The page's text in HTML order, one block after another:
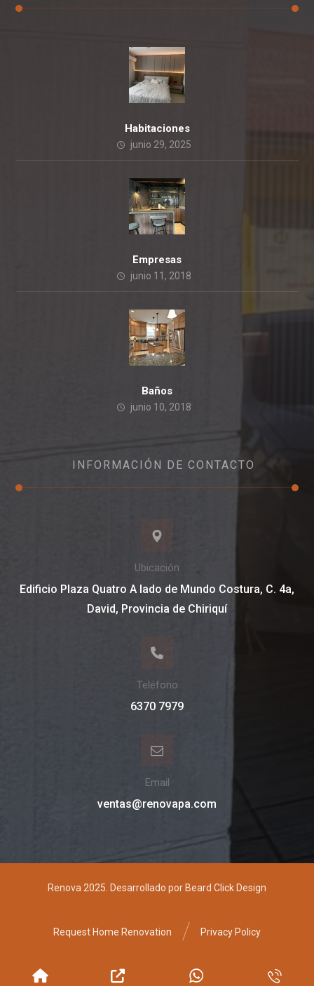
Habitaciones
junio 29, 2025
Empresas
junio 11, 2018
Baños
junio 10, 2018
INFORMACIÓN DE CONTACTO
Ubicación
Edificio Plaza Quatro A lado de Mundo Costura, C. 4a,
David, Provincia de Chiriquí
Teléfono
6370 7979
Email
ventas@renovapa.com
Renova 2025. Desarrollado por Beard Click Design
Privacy Policy
Request Home Renovation